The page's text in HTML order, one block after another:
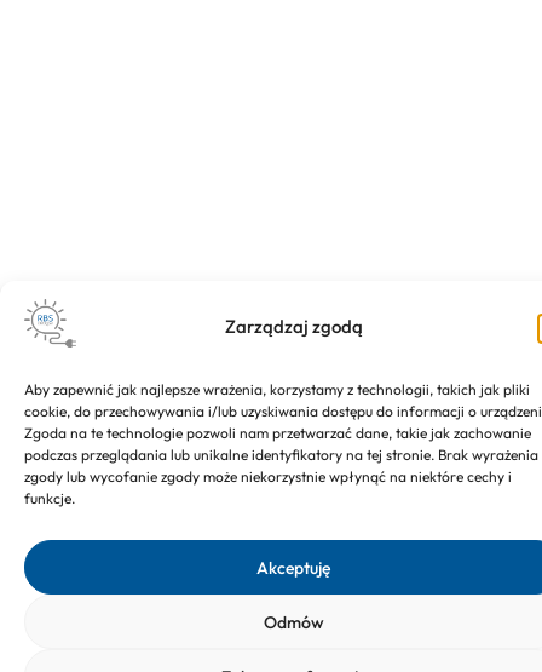
Zarządzaj zgodą
Aby zapewnić jak najlepsze wrażenia, korzystamy z technologii, takich jak pliki
cookie, do przechowywania i/lub uzyskiwania dostępu do informacji o
Zgoda na te technologie pozwoli nam przetwarzać dane, takie jak zachowanie
podczas przeglądania lub unikalne identyfikatory na tej stronie. Brak wyrażenia
zgody lub wycofanie zgody może niekorzystnie wpłynąć na niektóre cechy i
funkcje.
Akceptuję
Odmów